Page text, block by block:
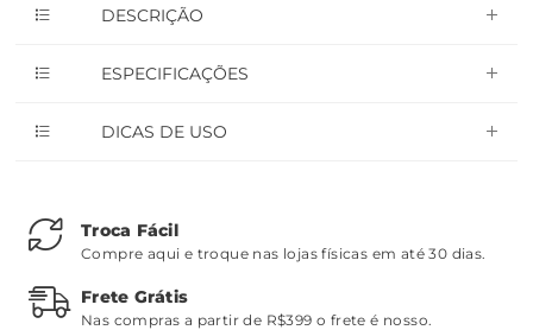
DESCRIÇÃO
ESPECIFICAÇÕES
DICAS DE USO
Troca Fácil
Compre aqui e troque nas lojas físicas em até 30 dias.
Frete Grátis
Nas compras a partir de R$399 o frete é nosso.